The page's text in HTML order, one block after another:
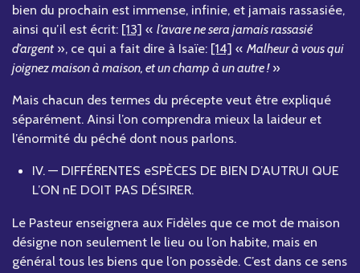
bien du prochain est immense, infinie, et jamais rassasiée,
ainsi qu’il est écrit: [13] « l’avare ne sera jamais rassasié
d’argent», ce qui a fait dire à Isaïe: [14] « Malheur à vous qui
joignez maison à maison, et un champ à un autre !»
Mais chacun des termes du précepte veut être expliqué
séparément. Ainsi l’on comprendra mieux la laideur et
l’énormité du péché dont nous parlons.
IV. — DIFFÉRENTES eSPÈCES DE BIEN D’AUTRUI QUE
L’ON nE DOIT PAS DÉSIRER.
Le Pasteur enseignera aux Fidèles que ce mot de maison
désigne non seulement le lieu ou l’on habite, mais en
général tous les biens que l’on possède. C’est dans ce sens